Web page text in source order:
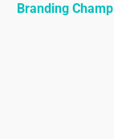
Branding Champ